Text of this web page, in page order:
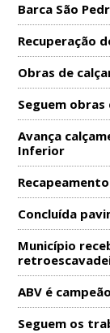
Barca São
Recuperação
Obras de
Seguem
Avança
Inferior
Concluída
Município
ABV é
Seguem os